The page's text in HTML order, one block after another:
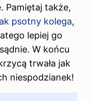
Pamiętaj także,
psotny kolega,
lepiej go
W końcu
trwała jak
niespodzianek!